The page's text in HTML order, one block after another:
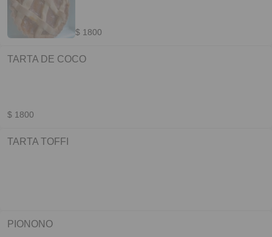
$ 1800
TARTA DE COCO
$ 1800
TARTA TOFFI
PIONONO